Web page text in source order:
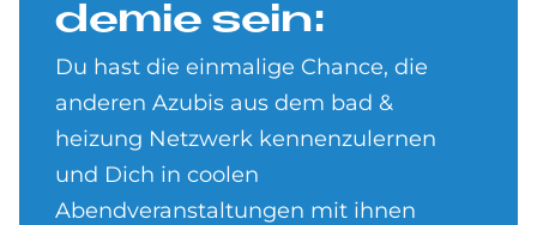
de­mie sein:
Du hast die einmalige Chance, die
anderen Azubis aus dem bad &
heizung Netzwerk kennenzulernen
und Dich in coolen
Abendveranstaltungen mit ihnen